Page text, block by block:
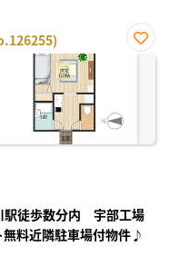
お気
駅徒歩数分内 宇部工場
料近隣駐車場付物件♪